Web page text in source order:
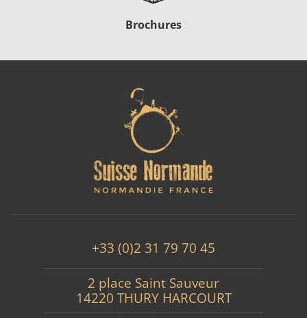
Brochures
+33 (0)2 31 79 70 45
2 place Saint Sauveur
14220 THURY HARCOURT